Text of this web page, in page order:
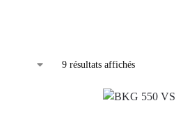
9 résultats affichés